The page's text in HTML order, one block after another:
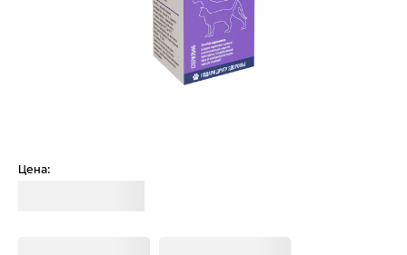
Цена: